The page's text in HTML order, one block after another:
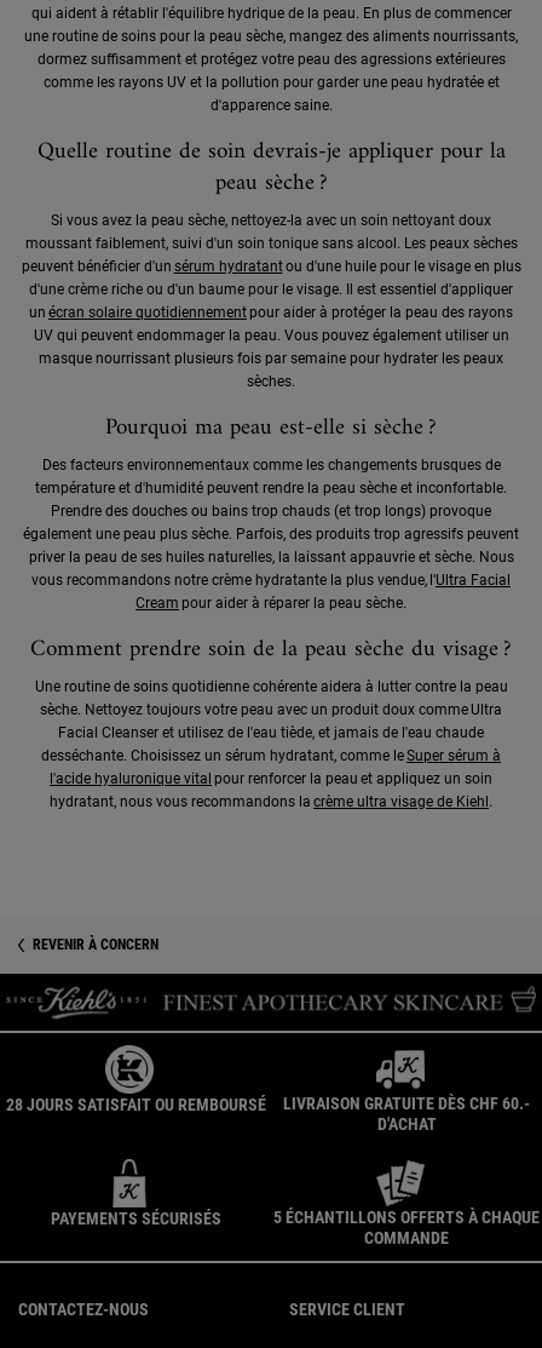
qui aident à rétablir l'équilibre hydrique de la peau. En plus de commencer
une routine de soins pour la peau sèche, mangez des aliments nourrissants,
dormez suffisamment et protégez votre peau des agressions extérieures
comme les rayons UV et la pollution pour garder une peau hydratée et
d'apparence saine.
Quelle routine de soin devrais-je appliquer pour la
peau sèche ?
Si vous avez la peau sèche, nettoyez-la avec un soin nettoyant doux
moussant faiblement, suivi d'un soin tonique sans alcool. Les peaux sèches
peuvent bénéficier d'un sérum hydratantou d'une huile pour le visage en plus
d'une crème riche ou d'un baume pour le visage. Il est essentiel d'appliquer
un écran solaire quotidiennement pour aider à protéger la peau des rayons
UV qui peuvent endommager la peau. Vous pouvez également utiliser un
masque nourrissant plusieurs fois par semaine pour hydrater les peaux
sèches.
Pourquoi ma peau est-elle si sèche ?
Des facteurs environnementaux comme les changements brusques de
température et d'humidité peuvent rendre la peau sèche et inconfortable.
Prendre des douches ou bains trop chauds (et trop longs) provoque
également une peau plus sèche. Parfois, des produits trop agressifs peuvent
priver la peau de ses huiles naturelles, la laissant appauvrie et sèche. Nous
vous recommandons notre crème hydratante la plus vendue, l'Ultra Facial
Cream pour aider à réparer la peau sèche.
Comment prendre soin de la peau sèche du visage ?
Une routine de soins quotidienne cohérente aidera à lutter contre la peau
sèche. Nettoyez toujours votre peau avec un produit doux comme Ultra
Facial Cleanser et utilisez de l'eau tiède, et jamais de l'eau chaude
desséchante. Choisissez un sérum hydratant, comme leSuper sérum à
l'acide hyaluronique vital pour renforcer la peau et appliquez un soin
hydratant, nous vous recommandons la crème ultra visage de Kiehl.
REVENIR À CONCERN
28 JOURS SATISFAIT OU REMBOURSÉ
LIVRAISON GRATUITE DÈS CHF 60.-
D'ACHAT
PAYEMENTS SÉCURISÉS
5 ÉCHANTILLONS OFFERTS À CHAQUE
COMMANDE
CONTACTEZ-NOUS SERVICE CLIENT